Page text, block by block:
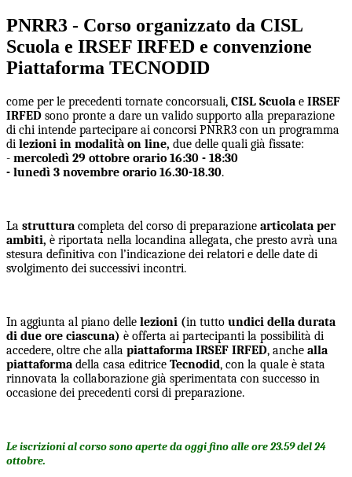
PNRR3 - Corso organizzato da CISL
Scuola e IRSEF IRFED e convenzione
Piattaforma TECNODID
come per le precedenti tornate concorsuali, CISL Scuola e IRSEF
IRFED sono pronte a dare un valido supporto alla preparazione
di chi intende partecipare ai concorsi PNRR3 con un programma
di lezioni in modalità on line, due delle quali già fissate:
- mercoledì 29 ottobre orario 16:30 - 18:30
- lunedì 3 novembre orario 16.30-18.30.
La struttura completa del corso di preparazione articolata per
ambiti, è riportata nella locandina allegata, che presto avrà una
stesura definitiva con l’indicazione dei relatori e delle date di
svolgimento dei successivi incontri.
In aggiunta al piano delle lezioni (in tutto undici della durata
di due ore ciascuna) è offerta ai partecipanti la possibilità di
accedere, oltre che alla piattaforma IRSEF IRFED, anche alla
piattaforma della casa editrice Tecnodid, con la quale è stata
rinnovata la collaborazione già sperimentata con successo in
occasione dei precedenti corsi di preparazione.
Le iscrizioni al corso sono aperte da oggi fino alle ore 23.59 del 24
ottobre.